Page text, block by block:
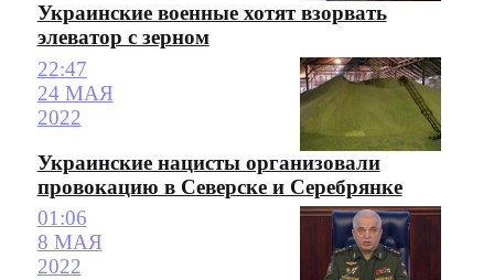
Украинские военные хотят взорвать
элеватор с зерном
22:47
24 МАЯ
2022
Украинские нацисты организовали
провокацию в Северске и Серебрянке
01:06
8 МАЯ
2022